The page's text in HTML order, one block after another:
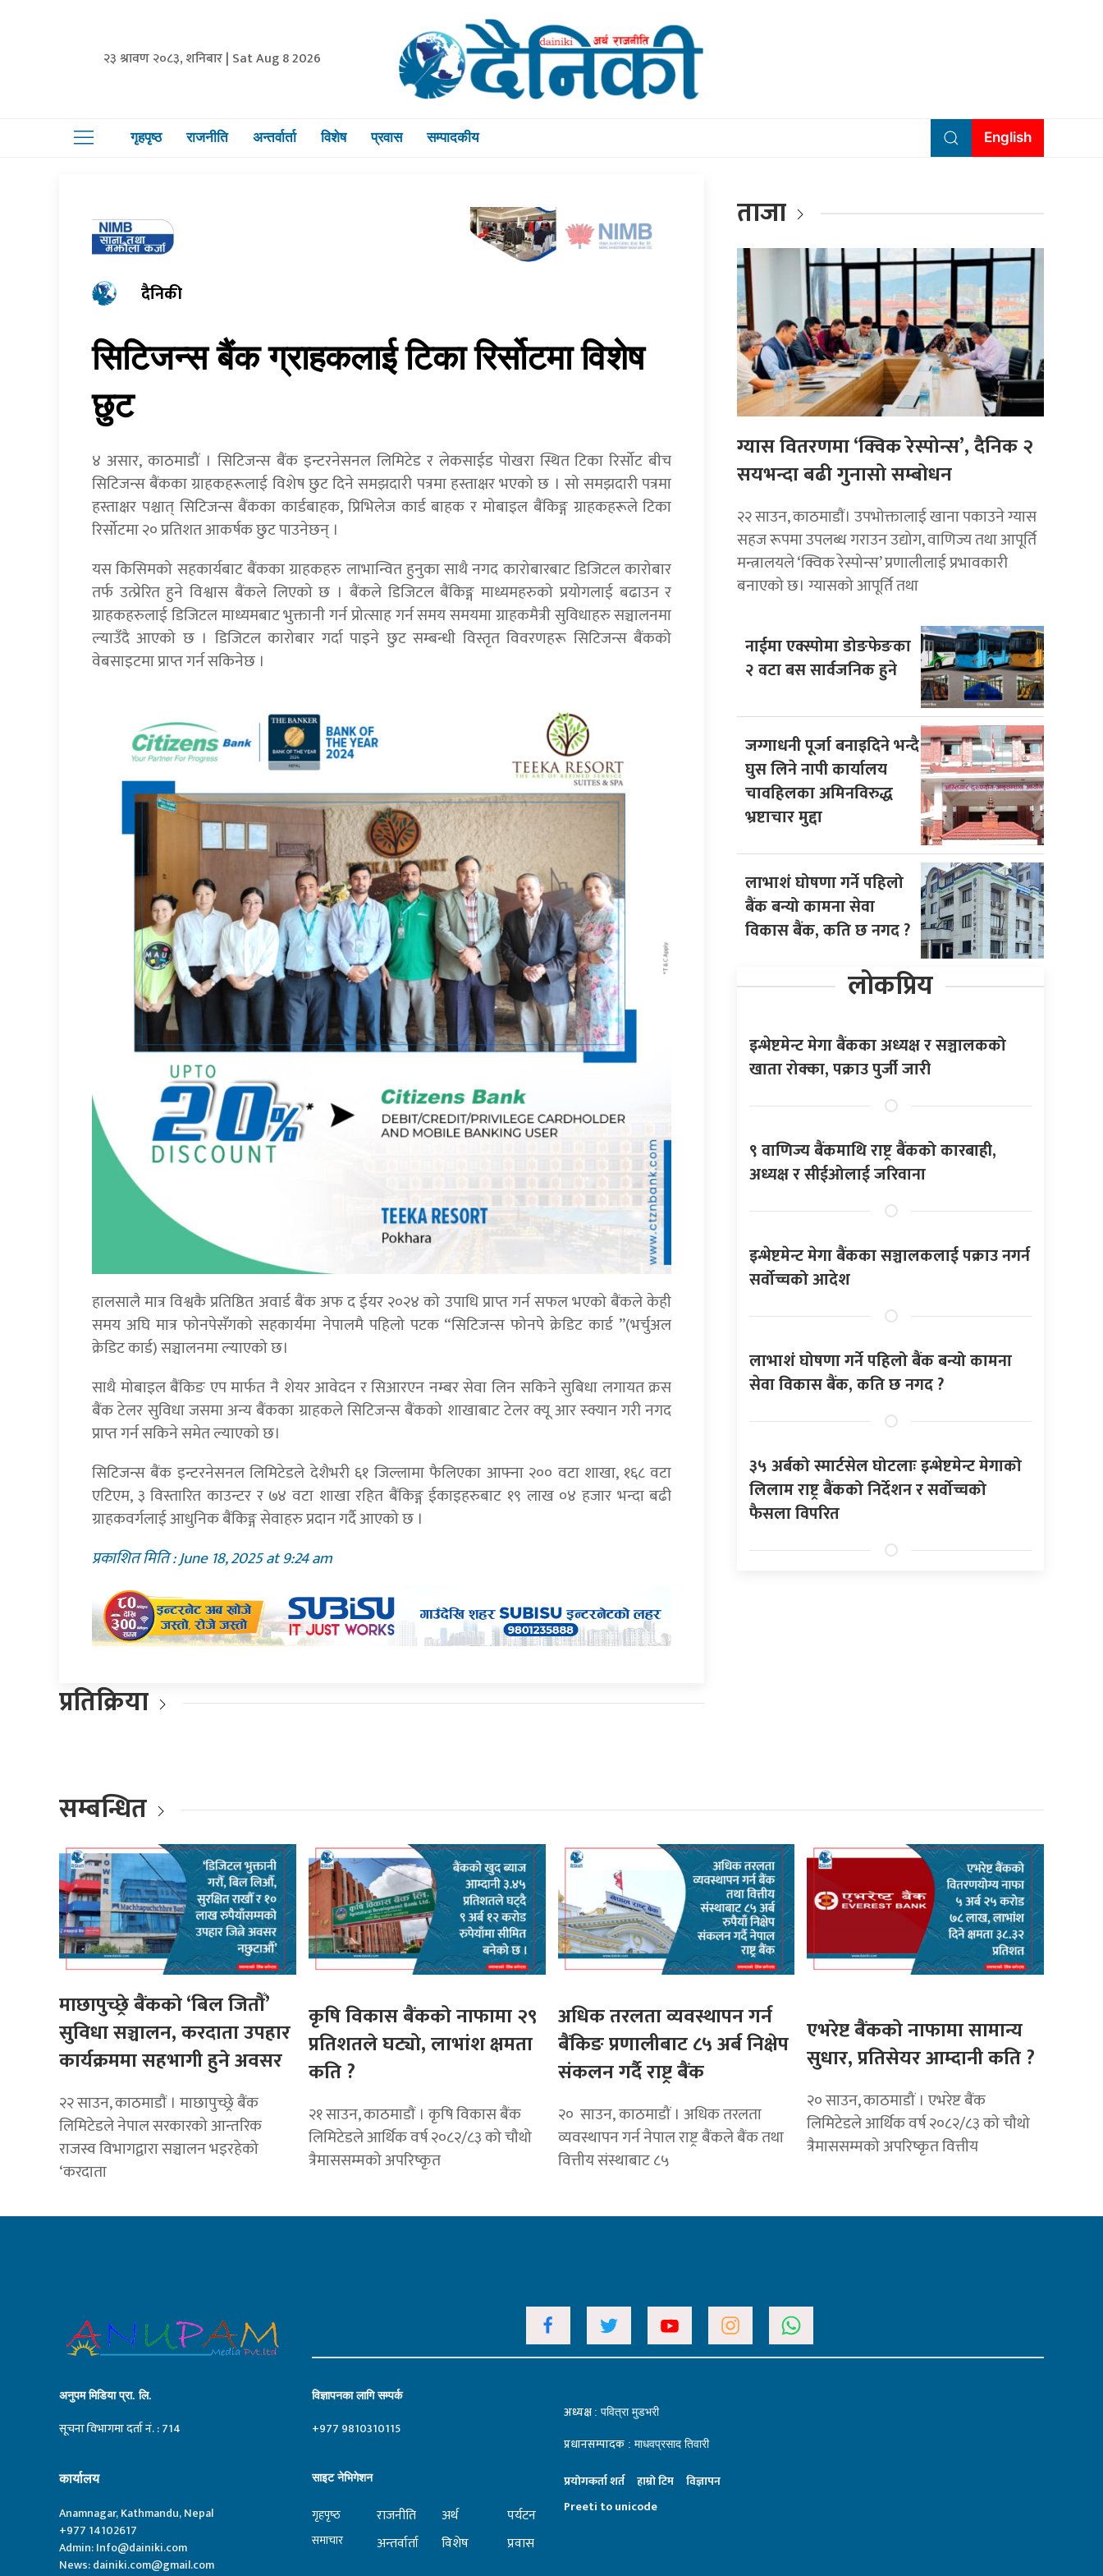
२३ श्रावण २०८३, शनिबार | Sat Aug 8 2026
गृहपृष्ठ राजनीति अन्तर्वार्ता विशेष प्रवास सम्पादकीय English
दैनिकी
सिटिजन्स बैंक ग्राहकलाई टिका रिर्सोटमा विशेष
छुट
४ असार, काठमाडौं । सिटिजन्स बैंक इन्टरनेसनल लिमिटेड र लेकसाईड पोखरा स्थित टिका रिर्सोट बीच
सिटिजन्स बैंकका ग्राहकहरूलाई विशेष छुट दिने समझदारी पत्रमा हस्ताक्षर भएको छ । सो समझदारी पत्रमा
हस्ताक्षर पश्चात् सिटिजन्स बैंकका कार्डबाहक, प्रिभिलेज कार्ड बाहक र मोबाइल बैंकिङ्ग ग्राहकहरूले टिका
रिर्सोटमा २० प्रतिशत आकर्षक छुट पाउनेछन् ।
यस किसिमको सहकार्यबाट बैंकका ग्राहकहरु लाभान्वित हुनुका साथै नगद कारोबारबाट डिजिटल कारोबार
तर्फ उत्प्रेरित हुने विश्वास बैंकले लिएको छ । बैंकले डिजिटल बैंकिङ्ग माध्यमहरुको प्रयोगलाई बढाउन र
ग्राहकहरुलाई डिजिटल माध्यमबाट भुक्तानी गर्न प्रोत्साह गर्न समय समयमा ग्राहकमैत्री सुविधाहरु सञ्चालनमा
ल्याउँदै आएको छ । डिजिटल कारोबार गर्दा पाइने छुट सम्बन्धी विस्तृत विवरणहरू सिटिजन्स बैंकको
वेबसाइटमा प्राप्त गर्न सकिनेछ ।
हालसालै मात्र विश्वकै प्रतिष्ठित अवार्ड बैंक अफ द ईयर २०२४ को उपाधि प्राप्त गर्न सफल भएको बैंकले केही
समय अघि मात्र फोनपेसँगको सहकार्यमा नेपालमै पहिलो पटक “सिटिजन्स फोनपे क्रेडिट कार्ड ”(भर्चुअल
क्रेडिट कार्ड) सञ्चालनमा ल्याएको छ।
साथै मोबाइल बैंकिङ एप मार्फत नै शेयर आवेदन र सिआरएन नम्बर सेवा लिन सकिने सुबिधा लगायत क्रस
बैंक टेलर सुविधा जसमा अन्य बैंकका ग्राहकले सिटिजन्स बैंकको शाखाबाट टेलर क्यू आर स्क्यान गरी नगद
प्राप्त गर्न सकिने समेत ल्याएको छ।
सिटिजन्स बैंक इन्टरनेसनल लिमिटेडले देशैभरी ६१ जिल्लामा फैलिएका आफ्ना २०० वटा शाखा, १६८ वटा
एटिएम, ३ विस्तारित काउन्टर र ७४ वटा शाखा रहित बैंकिङ्ग ईकाइहरुबाट १९ लाख ०४ हजार भन्दा बढी
ग्राहकवर्गलाई आधुनिक बैंकिङ्ग सेवाहरु प्रदान गर्दै आएको छ ।
प्रकाशित मिति : June 18, 2025 at 9:24 am
प्रतिक्रिया
ताजा
ग्यास वितरणमा ‘क्विक रेस्पोन्स’, दैनिक २
सयभन्दा बढी गुनासो सम्बोधन
२२ साउन, काठमाडाैं। उपभोक्तालाई खाना पकाउने ग्यास
सहज रूपमा उपलब्ध गराउन उद्योग, वाणिज्य तथा आपूर्ति
मन्त्रालयले ‘क्विक रेस्पोन्स’ प्रणालीलाई प्रभावकारी
बनाएको छ। ग्यासको आपूर्ति तथा
नाईमा एक्स्पोमा डोङफेङका
२ वटा बस सार्वजनिक हुने
जग्गाधनी पूर्जा बनाइदिने भन्दै
घुस लिने नापी कार्यालय
चावहिलका अमिनविरुद्ध
भ्रष्टाचार मुद्दा
लाभाशं घोषणा गर्ने पहिलो
बैंक बन्यो कामना सेवा
विकास बैंक, कति छ नगद ?
लोकप्रिय
इन्भेष्टमेन्ट मेगा बैंकका अध्यक्ष र सञ्चालकको
खाता रोक्का, पक्राउ पुर्जी जारी
९ वाणिज्य बैंकमाथि राष्ट्र बैंकको कारबाही,
अध्यक्ष र सीईओलाई जरिवाना
इन्भेष्टमेन्ट मेगा बैंकका सञ्चालकलाई पक्राउ नगर्न
सर्वोच्चको आदेश
लाभाशं घोषणा गर्ने पहिलो बैंक बन्यो कामना
सेवा विकास बैंक, कति छ नगद ?
३५ अर्बको स्मार्टसेल घोटलाः इन्भेष्टमेन्ट मेगाको
लिलाम राष्ट्र बैंकको निर्देशन र सर्वोच्चको
फैसला विपरित
सम्बन्धित
माछापुच्छ्रे बैंकको ‘बिल जितौँ’
सुविधा सञ्चालन, करदाता उपहार
कार्यक्रममा सहभागी हुने अवसर
२२ साउन, काठमाडाैं । माछापुच्छ्रे बैंक
लिमिटेडले नेपाल सरकारको आन्तरिक
राजस्व विभागद्वारा सञ्चालन भइरहेको
‘करदाता
कृषि विकास बैंकको नाफामा २९
प्रतिशतले घट्यो, लाभांश क्षमता
कति ?
२१ साउन, काठमाडाैं । कृषि विकास बैंक
लिमिटेडले आर्थिक वर्ष २०८२/८३ को चौथो
त्रैमाससम्मको अपरिष्कृत
अधिक तरलता व्यवस्थापन गर्न
बैंकिङ प्रणालीबाट ८५ अर्ब निक्षेप
संकलन गर्दै राष्ट्र बैंक
२० साउन, काठमाडौं । अधिक तरलता
व्यवस्थापन गर्न नेपाल राष्ट्र बैंकले बैंक तथा
वित्तीय संस्थाबाट ८५
एभरेष्ट बैंकको नाफामा सामान्य
सुधार, प्रतिसेयर आम्दानी कति ?
२० साउन, काठमाडौं । एभरेष्ट बैंक
लिमिटेडले आर्थिक वर्ष २०८२/८३ को चौथो
त्रैमाससम्मको अपरिष्कृत वित्तीय
अनुपम मिडिया प्रा. लि.
सूचना विभागमा दर्ता नं. : 714
कार्यालय
Anamnagar, Kathmandu, Nepal
+977 14102617
Admin:Info@dainiki.com
News:dainiki.com@gmail.com
विज्ञापनका लागि सम्पर्क
+977 9810310115
साइट नेभिगेशन
गृहपृष्‍ठ
समाचार
राजनीति
अन्तर्वार्ता
अर्थ
विशेष
पर्यटन
प्रवास
अध्यक्ष : पवित्रा मुडभरी
प्रधानसम्पादक : माधवप्रसाद तिवारी
प्रयाेगकर्ता शर्त हाम्राे टिम
विज्ञापन
Preeti to unicode